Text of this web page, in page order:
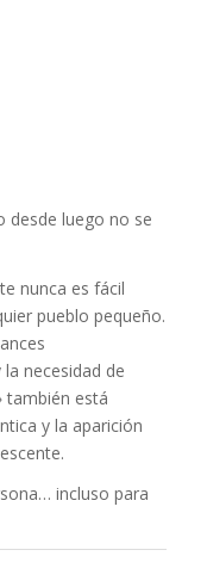
desde luego no se
nunca es fácil
pueblo pequeño.
necesidad de
también está
y la aparición
incluso para